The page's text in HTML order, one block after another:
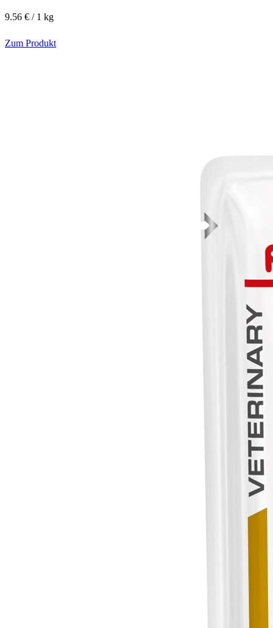
9.56 € / 1 kg
Zum Produkt